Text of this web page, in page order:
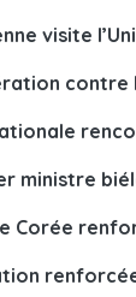
visite
ministre
Corée